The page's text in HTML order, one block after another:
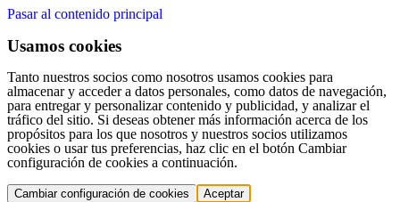
Pasar al contenido principal
Usamos cookies
Tanto nuestros socios como nosotros usamos cookies para
almacenar y acceder a datos personales, como datos de navegación,
para entregar y personalizar contenido y publicidad, y analizar el
tráfico del sitio. Si deseas obtener más información acerca de los
propósitos para los que nosotros y nuestros socios utilizamos
cookies o usar tus preferencias, haz clic en el botón Cambiar
configuración de cookies a continuación.
Cambiar configuración de cookies Aceptar